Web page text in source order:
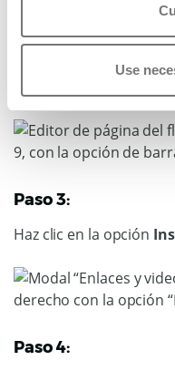
Use
quieres añadir audio
páginas, en la parte
seleccionada la
Paso 3:
Haz clic en la opción
Paso 4: